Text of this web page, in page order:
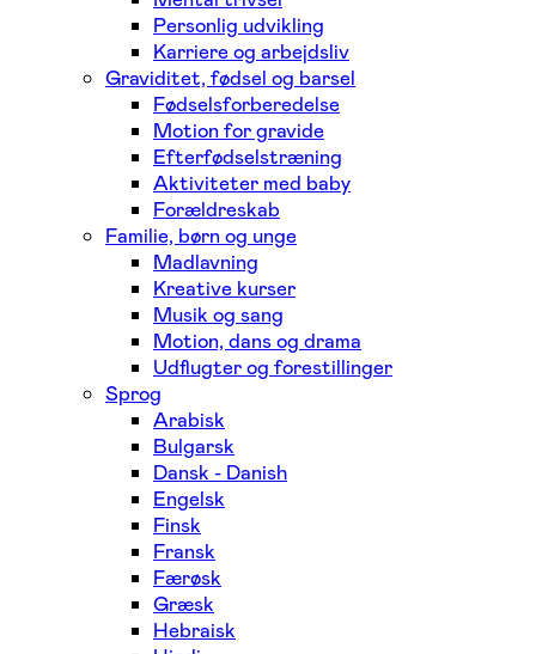
Personlig udvikling
Karriere og arbejdsliv
Graviditet, fødsel og barsel
Fødselsforberedelse
Motion for gravide
Efterfødselstræning
Aktiviteter med baby
Forældreskab
Familie, børn og unge
Madlavning
Kreative kurser
Musik og sang
Motion, dans og drama
Udflugter og forestillinger
Sprog
Arabisk
Bulgarsk
Dansk - Danish
Engelsk
Finsk
Fransk
Færøsk
Græsk
Hebraisk